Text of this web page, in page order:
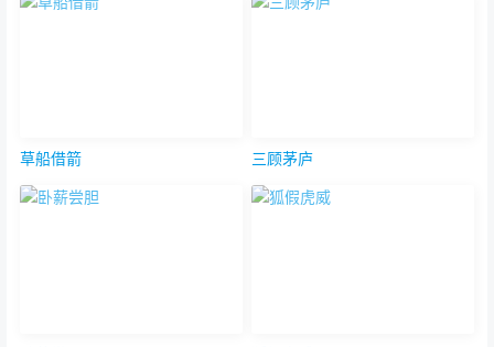
草船借箭 三顾茅庐